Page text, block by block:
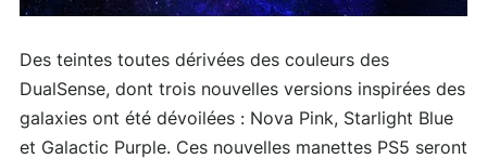
Des teintes toutes dérivées des couleurs des
DualSense, dont trois nouvelles versions inspirées des
galaxies ont été dévoilées : Nova Pink, Starlight Blue
et Galactic Purple. Ces nouvelles manettes PS5 seront